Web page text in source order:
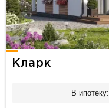
Кларк
В ипотеку: